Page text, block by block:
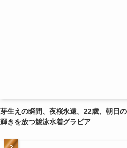
芽生えの瞬間、夜桜永遠。22歳、朝日
輝きを放つ競泳水着グラビア